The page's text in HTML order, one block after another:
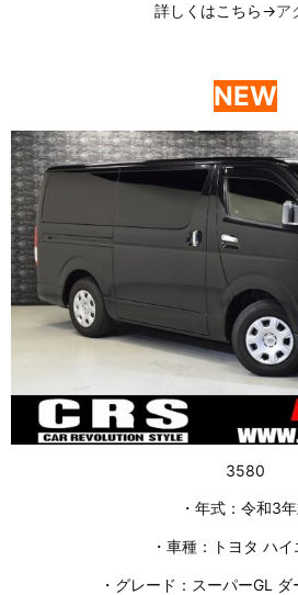
詳しくはこちら→ア
NEW
3580
・年式：令和3
・車種：トヨタ ハイ
・グレード：スーパーGL